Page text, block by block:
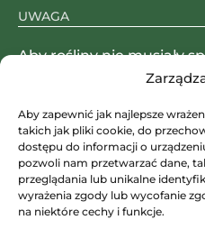
Aby zapewnić jak najlepsze
takich jak pliki cookie, do
dostępu do informacji o
pozwoli nam przetwarzać dane,
przeglądania lub unikalne
wyrażenia zgody lub wycofanie
na niektóre cechy i funkcje.
UWAGA
Aby rośliny nie musiały
magazynie, paczki
SKLEP STACJONARNY
Janowicka 191, 43-512